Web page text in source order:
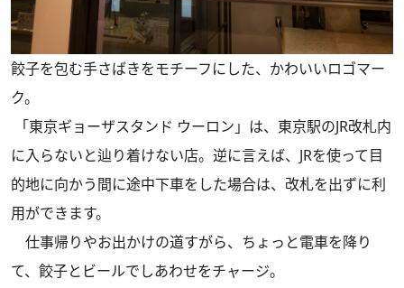
餃子を包む手さばきをモチーフにした、かわいいロゴマー
ク。
「東京ギョーザスタンド ウーロン」は、東京駅のJR改札内
に入らないと辿り着けない店。逆に言えば、JRを使って目
的地に向かう間に途中下車をした場合は、改札を出ずに利
用ができます。
仕事帰りやお出かけの道すがら、ちょっと電車を降り
て、餃子とビールでしあわせをチャージ。